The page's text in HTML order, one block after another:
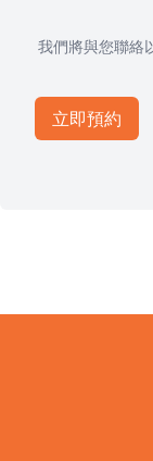
我們將與您聯絡